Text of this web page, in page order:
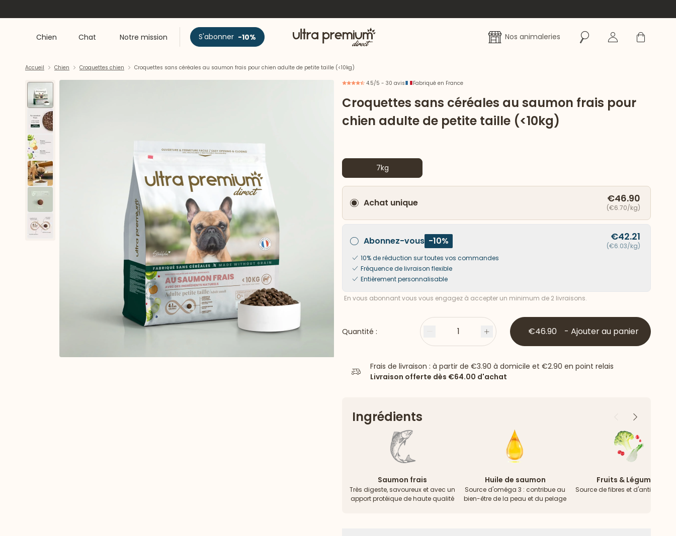
Chien Chat Notre mission S'abonner -10% Accueil Nos animaleries RechercherSe connecter
Panier
Accueil Chien Croquettes chien Croquettes sans céréales au saumon frais pour chien adulte de petite taille (<10kg)
4.5/5 - 30 avis Fabriqué en France
Croquettes sans céréales au saumon frais pour
chien adulte de petite taille (<10kg)
7kg
Achat unique €46.90
(€6.70/kg)
Abonnez-vous -10% €42.21
(€6.03/kg)
10% de réduction sur toutes vos commandes
Fréquence de livraison flexible
Entièrement personnalisable
En vous abonnant vous vous engagez à accepter un minimum de 2 livraisons.
Quantité : Moins 1 Plus €46.90 - Ajouter au panier
Frais de livraison : à partir de €3.90 à domicile et €2.90 en point relais
Livraison offerte dès €64.00 d'achat
Ingrédients PrécédentSuivant
Saumon frais
Très digeste, savoureux et avec un
apport protéique de haute qualité
Huile de saumon
Source d'oméga 3 : contribue au
bien-être de la peau et du pelage
Fruits & Légumes
Source de fibres et